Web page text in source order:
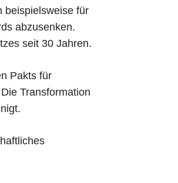
beispielsweise für
abzusenken.
seit 30 Jahren.
Pakts für
Transformation